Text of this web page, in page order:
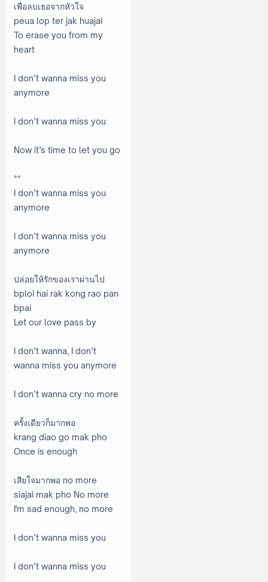
เพื่อลบเธอจากหัวใจ
peua lop ter jak huajai
To erase you from my
heart
I don’t wanna miss you
anymore
I don’t wanna miss you
Now it’s time to let you go
**
I don’t wanna miss you
anymore
I don’t wanna miss you
anymore
ปล่อยให้รักของเราผ่านไป
bploi hai rak kong rao pan
bpai
Let our love pass by
I don’t wanna, I don’t
wanna miss you anymore
I don’t wanna cry no more
ครั้งเดียวก็มากพอ
krang diao go mak pho
Once is enough
เสียใจมากพอ no more
siajai mak pho No more
I'm sad enough, no more
I don’t wanna miss you
I don’t wanna miss you